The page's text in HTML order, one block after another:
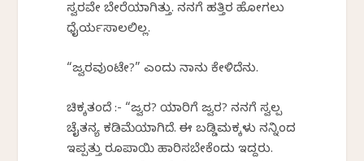
ಸ್ವರವೇ ಬೇರೆಯಾಗಿತ್ತು. ನನಗೆ ಹತ್ತಿರ ಹೋಗಲು
ಧೈರ್ಯಸಾಲಲಿಲ್ಲ.
“ಜ್ವರವುಂಟೇ?” ಎಂದು ನಾನು ಕೇಳಿದೆನು.
ಚಿಕ್ಕತಂದೆ :- “ಜ್ವರ? ಯಾರಿಗೆ ಜ್ವರ? ನನಗೆ ಸ್ವಲ್ಪ
ಚೈತನ್ಯ ಕಡಿಮೆಯಾಗಿದೆ. ಈ ಬಡ್ಡಿಮಕ್ಕಳು ನನ್ನಿಂದ
ಇಪ್ಪತ್ತು ರೂಪಾಯಿ ಹಾರಿಸಬೇಕೆಂದು ಇದ್ದರು.